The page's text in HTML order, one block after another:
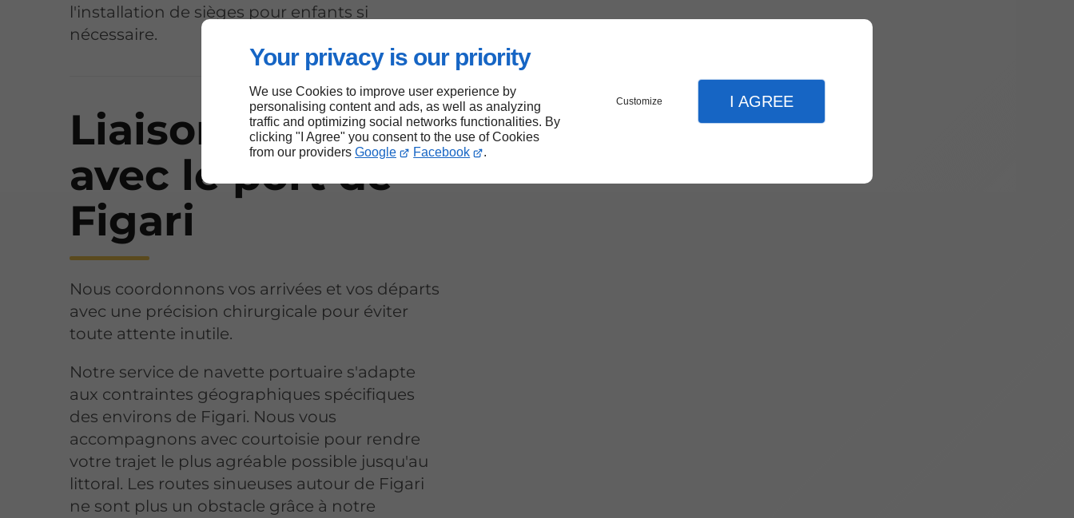
Your privacy is our priority
We use Cookies to improve user experience by
personalising content and ads, as well as analyzing
traffic and optimizing social networks functionalities. By
clicking "I Agree" you consent to the use of Cookies
from our providers Google Facebook .
Customize I AGREE
l'installation de sièges pour enfants si
nécessaire.
Liaison rapide
avec le port de
Figari
Nous coordonnons vos arrivées et vos départs
avec une précision chirurgicale pour éviter
toute attente inutile.
Notre service de navette portuaire s'adapte
aux contraintes géographiques spécifiques
des environs de Figari. Nous vous
accompagnons avec courtoisie pour rendre
votre trajet le plus agréable possible jusqu'au
littoral. Les routes sinueuses autour de Figari
ne sont plus un obstacle grâce à notre